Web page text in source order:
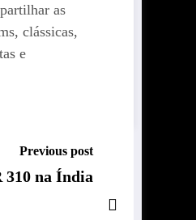
as
clássicas,
e
Previous post
310 na Índia